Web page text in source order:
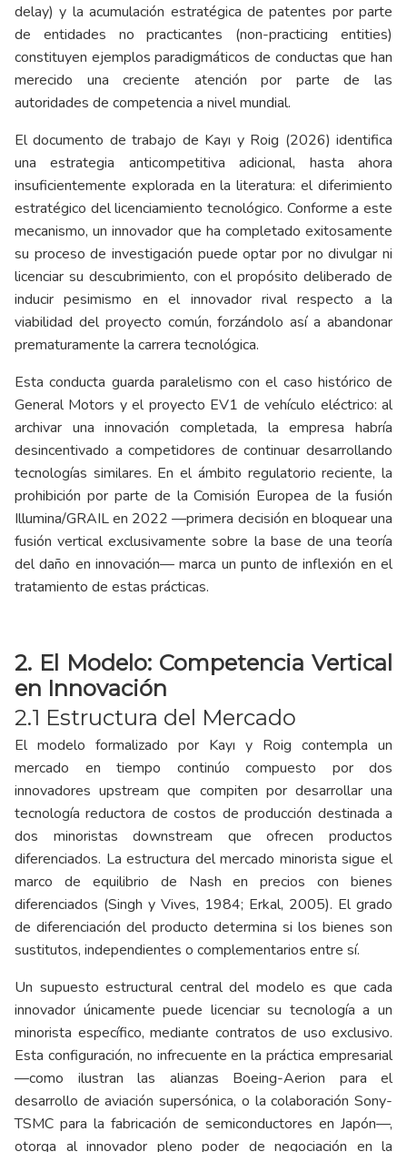
delay) y la acumulación estratégica de patentes por parte
de entidades no practicantes (non-practicing entities)
constituyen ejemplos paradigmáticos de conductas que han
merecido una creciente atención por parte de las
autoridades de competencia a nivel mundial.
El documento de trabajo de Kayı y Roig (2026) identifica
una estrategia anticompetitiva adicional, hasta ahora
insuficientemente explorada en la literatura: el diferimiento
estratégico del licenciamiento tecnológico. Conforme a este
mecanismo, un innovador que ha completado exitosamente
su proceso de investigación puede optar por no divulgar ni
licenciar su descubrimiento, con el propósito deliberado de
inducir pesimismo en el innovador rival respecto a la
viabilidad del proyecto común, forzándolo así a abandonar
prematuramente la carrera tecnológica.
Esta conducta guarda paralelismo con el caso histórico de
General Motors y el proyecto EV1 de vehículo eléctrico: al
archivar una innovación completada, la empresa habría
desincentivado a competidores de continuar desarrollando
tecnologías similares. En el ámbito regulatorio reciente, la
prohibición por parte de la Comisión Europea de la fusión
Illumina/GRAIL en 2022 —primera decisión en bloquear una
fusión vertical exclusivamente sobre la base de una teoría
del daño en innovación— marca un punto de inflexión en el
tratamiento de estas prácticas.
2. El Modelo: Competencia Vertical
en Innovación
2.1 Estructura del Mercado
El modelo formalizado por Kayı y Roig contempla un
mercado en tiempo continúo compuesto por dos
innovadores upstream que compiten por desarrollar una
tecnología reductora de costos de producción destinada a
dos minoristas downstream que ofrecen productos
diferenciados. La estructura del mercado minorista sigue el
marco de equilibrio de Nash en precios con bienes
diferenciados (Singh y Vives, 1984; Erkal, 2005). El grado
de diferenciación del producto determina si los bienes son
sustitutos, independientes o complementarios entre sí.
Un supuesto estructural central del modelo es que cada
innovador únicamente puede licenciar su tecnología a un
minorista específico, mediante contratos de uso exclusivo.
Esta configuración, no infrecuente en la práctica empresarial
—como ilustran las alianzas Boeing-Aerion para el
desarrollo de aviación supersónica, o la colaboración Sony-
TSMC para la fabricación de semiconductores en Japón—,
otorga al innovador pleno poder de negociación en la